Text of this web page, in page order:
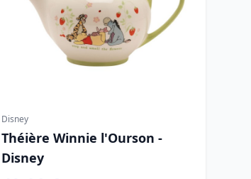
Disney
Théière Winnie l'Ourson -
Disney